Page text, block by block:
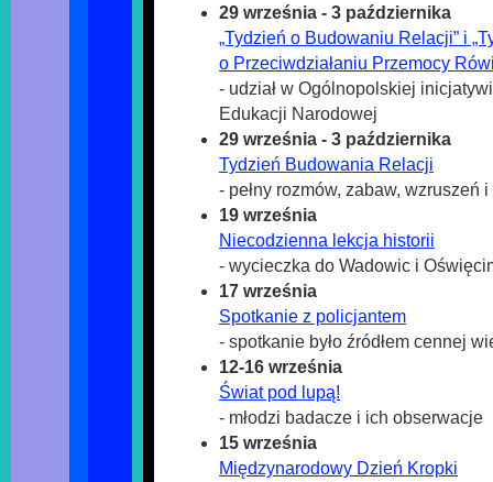
29 września - 3 października
„Tydzień o Budowaniu Relacji” i
o Przeciwdziałaniu Przemocy
- udział w Ogólnopolskiej
Edukacji Narodowej
29 września - 3 października
Tydzień Budowania Relacji
- pełny rozmów, zabaw, wzruszeń
19 września
Niecodzienna lekcja historii
- wycieczka do Wadowic i
17 września
Spotkanie z policjantem
- spotkanie było źródłem cennej
12-16 września
Świat pod lupą!
- młodzi badacze i ich obserwacje
15 września
Międzynarodowy Dzień Kropki